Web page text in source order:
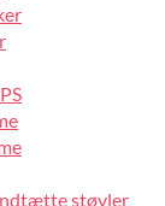
støvler